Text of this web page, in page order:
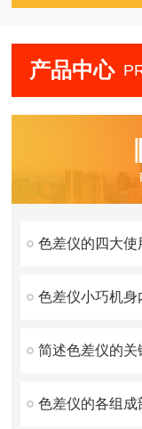
产品中心
色差仪的四大使
色差仪小巧机
简述色差仪的关
色差仪的各组